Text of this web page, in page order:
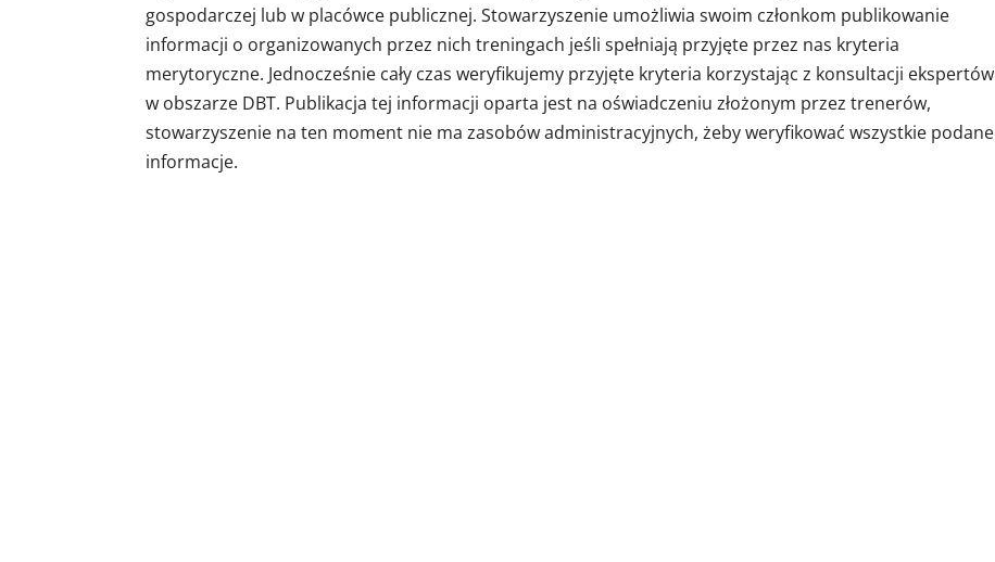
gospodarczej lub w placówce publicznej. Stowarzyszenie umożliwia swoim członkom publikowanie
informacji o organizowanych przez nich treningach jeśli spełniają przyjęte przez nas kryteria
merytoryczne. Jednocześnie cały czas weryfikujemy przyjęte kryteria korzystając z konsultacji ekspertów
w obszarze DBT. Publikacja tej informacji oparta jest na oświadczeniu złożonym przez trenerów,
stowarzyszenie na ten moment nie ma zasobów administracyjnych, żeby weryfikować wszystkie podane
informacje.